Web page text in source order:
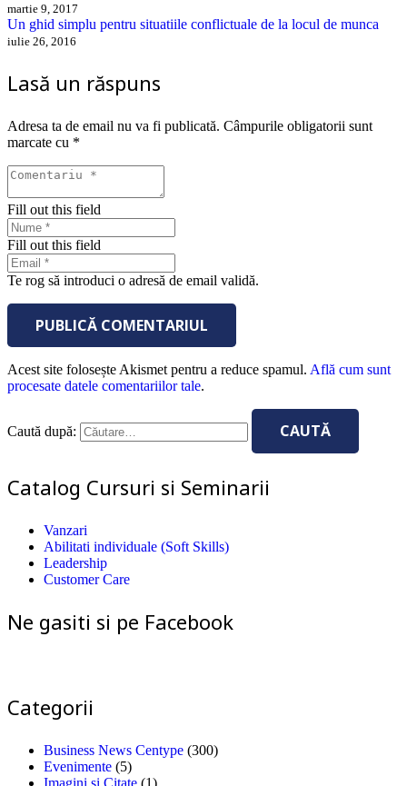
martie 9, 2017
Un ghid simplu pentru situatiile conflictuale de la locul de munca
iulie 26, 2016
Lasă un răspuns
Adresa ta de email nu va fi publicată. Câmpurile obligatorii sunt
marcate cu *
Fill out this field
Fill out this field
Te rog să introduci o adresă de email validă.
PUBLICĂ COMENTARIUL
Acest site folosește Akismet pentru a reduce spamul. Află cum sunt
procesate datele comentariilor tale.
Caută după:
Catalog Cursuri si Seminarii
Vanzari
Abilitati individuale (Soft Skills)
Leadership
Customer Care
Ne gasiti si pe Facebook
Categorii
Business News Centype (300)
Evenimente (5)
Imagini si Citate (1)